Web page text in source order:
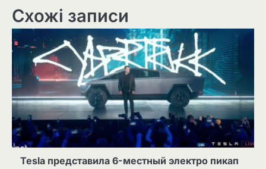
Схожі записи
Tesla представила 6-местный электро пикап